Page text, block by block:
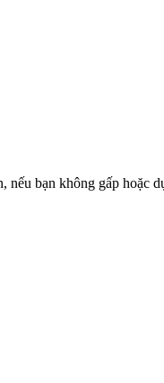
nếu bạn không gấp hoặc